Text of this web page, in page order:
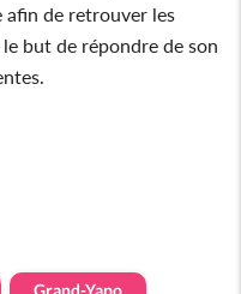
afin de retrouver les
but de répondre de son
Grand-Yapo